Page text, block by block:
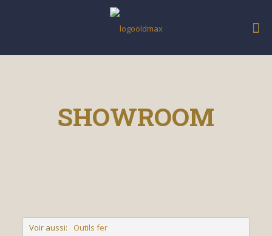
SHOWROOM
Voir aussi: Outils fer